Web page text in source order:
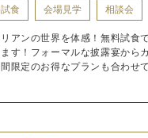
食 会場見学 相談会
アンの世界を体感！無料試食
す！フォーマルな披露宴から
限定のお得なプランも合わせ